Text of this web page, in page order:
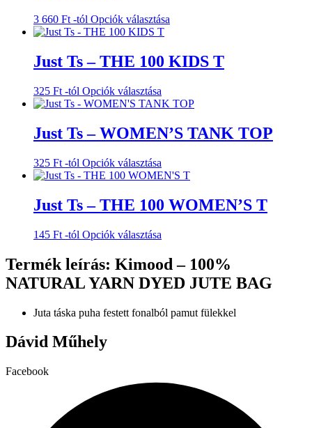
3 660 Ft -tól Opciók választása
több
variációja
változatok
termékoldalon
választhatók
Just Ts – THE 100 KIDS T
325 Ft -tól Opciók választása
a
több
variációja
A
változatok
termékoldalon
választhatók
Just Ts – WOMEN’S TANK TOP
325 Ft -tól Opciók választása
a
több
variációja
A
a
termékoldalon
választhatók
Just Ts – THE 100 WOMEN’S T
145 Ft -tól Opciók választása
terméknek
több
variációja
A
változatok
Termék leírás: Kimood – 100%
NATURAL YARN DYED JUTE BAG
Juta táska puha festett fonalból pamut fülekkel
Dávid Műhely
Facebook